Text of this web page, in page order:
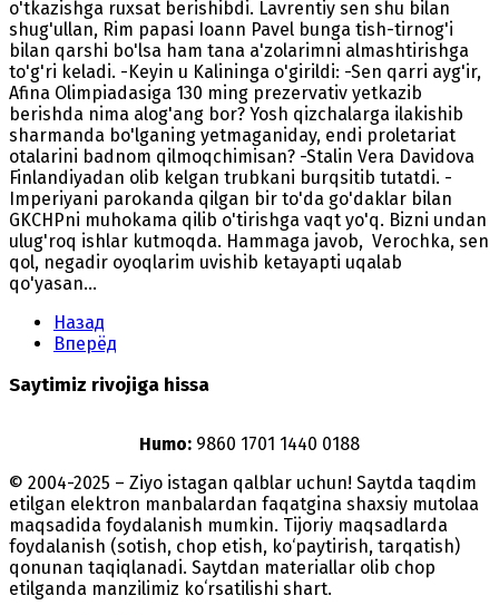
o'tkazishga ruxsat berishibdi. Lavrentiy sen shu bilan
shug'ullan, Rim papasi Ioann Pavel bunga tish-tirnog'i
bilan qarshi bo'lsa ham tana a'zolarimni almashtirishga
to'g'ri keladi. -Keyin u Kalininga o'girildi: -Sen qarri ayg'ir,
Afina Olimpiadasiga 130 ming prezervativ yetkazib
berishda nima alog'ang bor? Yosh qizchalarga ilakishib
sharmanda bo'lganing yetmaganiday, endi proletariat
otalarini badnom qilmoqchimisan? -Stalin Vera Davidova
Finlandiyadan olib kelgan trubkani burqsitib tutatdi. -
Imperiyani parokanda qilgan bir to'da go'daklar bilan
GKCHPni muhokama qilib o'tirishga vaqt yo'q. Bizni undan
ulug'roq ishlar kutmoqda. Hammaga javob, Verochka, sen
qol, negadir oyoqlarim uvishib ketayapti uqalab
qo'yasan...
Назад
Вперёд
Saytimiz rivojiga hissa
Humo: 9860 1701 1440 0188
© 2004-2025 – Ziyo istagan qalblar uchun! Saytda taqdim
etilgan elektron manbalardan faqatgina shaxsiy mutolaa
maqsadida foydalanish mumkin. Tijoriy maqsadlarda
foydalanish (sotish, chop etish, ko‘paytirish, tarqatish)
qonunan taqiqlanadi. Saytdan materiallar olib chop
etilganda manzilimiz koʻrsatilishi shart.